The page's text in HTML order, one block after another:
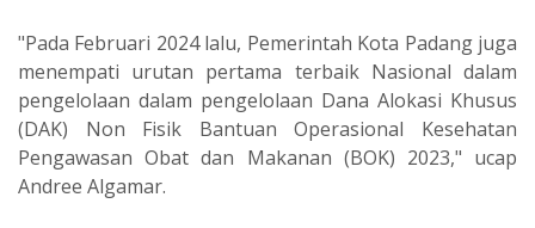
"Pada Februari 2024 lalu, Pemerintah Kota Padang juga
menempati urutan pertama terbaik Nasional dalam
pengelolaan dalam pengelolaan Dana Alokasi Khusus
(DAK) Non Fisik Bantuan Operasional Kesehatan
Pengawasan Obat dan Makanan (BOK) 2023," ucap
Andree Algamar.